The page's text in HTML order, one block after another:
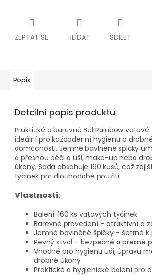
ZEPTAT SE HLÍDAT SDÍLET
Popis
Detailní popis produktu
Praktické a barevné Bel Rainbow vatové
ideální pro každodenní hygienu a
domácnosti. Jemné bavlněné špičky
a přesnou péči o uši, make-up nebo
úkony. Sada obsahuje 160 kusů, což
tyčinek pro dlouhodobé použití.
Vlastnosti:
Balení: 160 ks vatových tyčinek
Barevné provedení – atraktivní a
Jemné bavlněné špičky – šetrné k
Pevný stvol – bezpečné a přesné
Vhodné pro hygienu uší, úpravu
drobné úkony
Praktické a hygienické balení pro